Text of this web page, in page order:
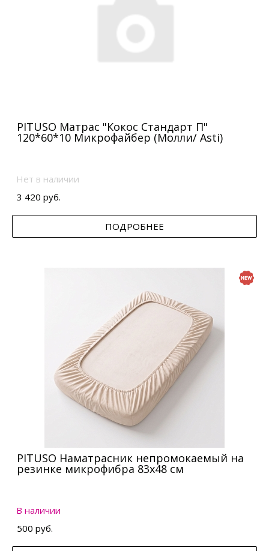
PITUSO Матрас "Кокос Стандарт П"
120*60*10 Микрофайбер (Молли/ Asti)
Нет в наличии
3 420 руб.
ПОДРОБНЕЕ
PITUSO Наматрасник непромокаемый на
резинке микрофибра 83х48 см
В наличии
500 руб.